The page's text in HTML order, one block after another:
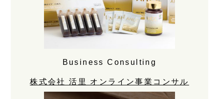
Business Consulting
株式会社 活里 オンライン事業コンサル